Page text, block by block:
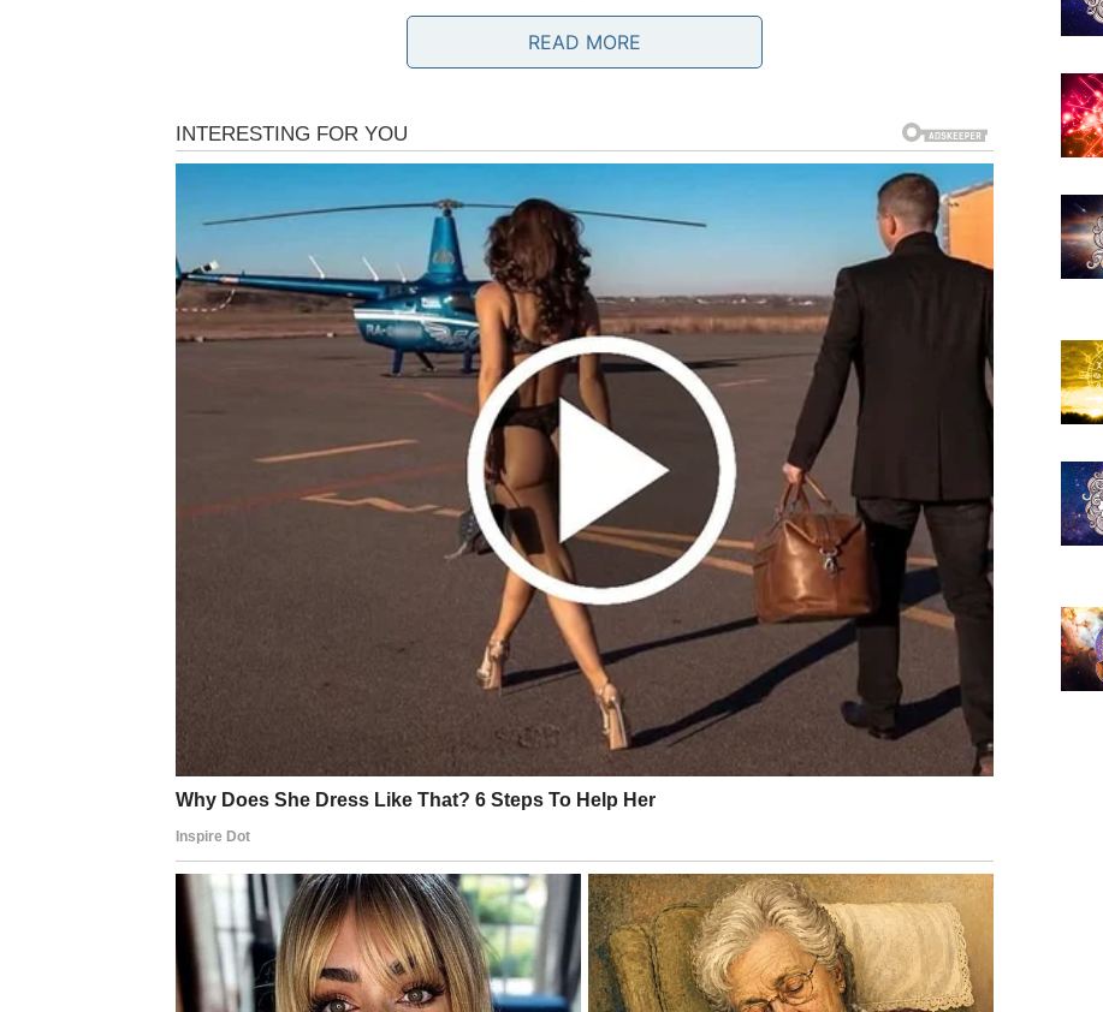
Bikovi mogu započeti poznanstvo koje neće početi dramatično, ali će se razvijati u nešto trajno i
Finansijska situacija se popravlja, posebno ako ste prethodno ulagali trud bez vidljivog rezultata.
Sreća dolazi kroz osećaj sigurnosti – kada shvatite da imate stabilno tlo pod nogama.
Blizanci
Komunikacija je vaša najveća snaga u ovom periodu. Moguća je poruka iz prošlosti koja vas stavlja
u dilemu, ali i nova osoba koja unosi osveženje. Ako ste u vezi, otvoren razgovor može ukloniti
nesporazume koji su se taložili.
Nova ideja ili projekat može doneti dodatni prihod. Važno je da ne rasipate energiju na previše
Sreća dolazi kroz ljude – kroz kontakte, susrete i razgovore koji otvaraju nova vrata.
Rak
Ljubav:
Rakovi doživljavaju emotivno čišćenje. Ako ste nosili bol iz prošlosti, sada dolazi prilika za oproštaj
i novi početak. U vezama se jača poverenje, a slobodni Rakovi mogu doživeti susret koji vraća veru
u ljubav.
READ MORE